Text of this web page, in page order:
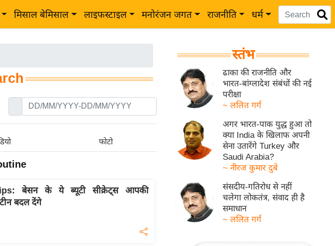
मिसाल बेमिसाल लाइफस्टाइल मनोरंजन जगत राजनीति धर्म
फोटो
बेसन के ये ब्यूटी सीक्रेट्स आपकी
बदल देंगे
स्तंभ
ढाका की राजनीति और
भारत-बांग्लादेश संबंधों की नई
परीक्षा
~ ललित गर्ग
अगर भारत-पाक युद्ध हुआ तो
क्या India के खिलाफ अपनी
सेना उतारेंगे Turkey और
Saudi Arabia?
~ नीरज कुमार दुबे
संसदीय-गतिरोध से नहीं
चलेगा लोकतंत्र, संवाद ही है
समाधान
~ ललित गर्ग